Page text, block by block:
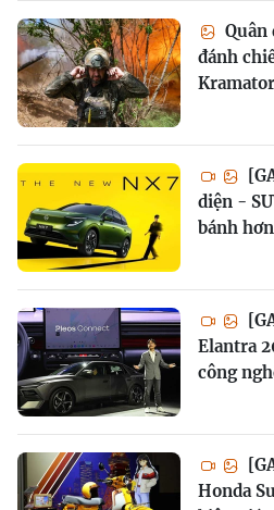
Quân
đánh
diện -
bánh
Elantra
công
Honda